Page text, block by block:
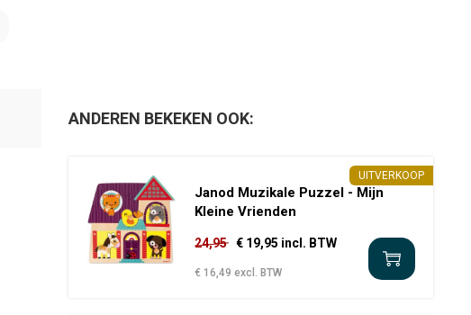
ANDEREN BEKEKEN OOK:
UITVERKOOP
Janod Muzikale Puzzel - Mijn
Kleine Vrienden
€ 19,95 incl. BTW
24,95
€ 16,49 excl. BTW